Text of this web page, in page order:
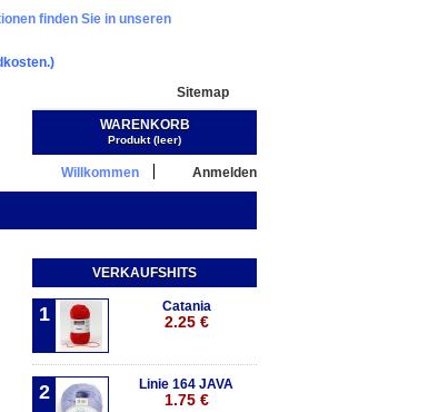
finden Sie in unseren
Sitemap
Warenkorb:(Leer)
Willkommen Anmelden
WARENKORB
Produkt (leer)
VERKAUFSHITS
1 Catania
2.25 €
2 Linie 164 JAVA
1.75 €